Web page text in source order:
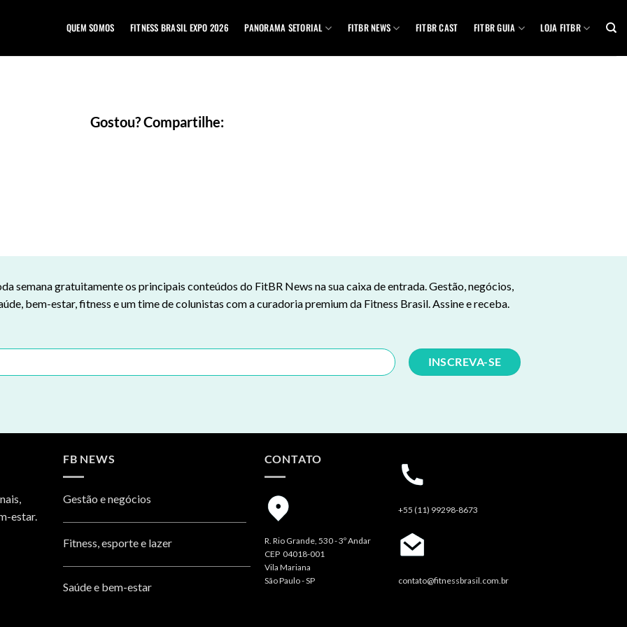
QUEM SOMOS FITNESS BRASIL EXPO 2026 PANORAMA SETORIAL FITBR NEWS FITBR CAST FITBR GUIA LOJA FITBR
Gostou? Compartilhe:
semana gratuitamente os principais conteúdos do FitBR News na sua caixa de entrada. Gestão, negócios,
bem-estar, fitness e um time de colunistas com a curadoria premium da Fitness Brasil. Assine e receba.
estar.
FB NEWS
Gestão e negócios
Fitness, esporte e lazer
Saúde e bem-estar
CONTATO
R. Rio Grande, 530 - 3º Andar
CEP 04018-001
Vila Mariana
São Paulo - SP
+55 (11) 99298-8673
contato@fitnessbrasil.com.br